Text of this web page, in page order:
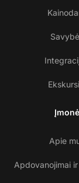
Įmonė
Apie
Apdovanojimai